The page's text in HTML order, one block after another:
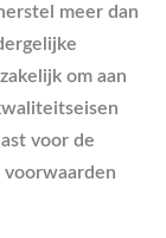
meer dan
om aan
voor de